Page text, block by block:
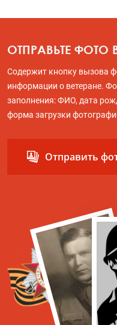
ОТПРАВЬТЕ ФОТО
Содержит кнопку вызова
информации о ветеране.
заполнения: ФИО, дата
форма загрузки
Отправить